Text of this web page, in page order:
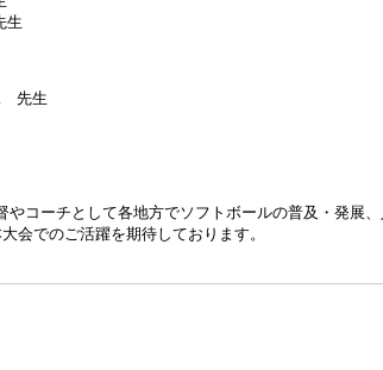
生
先生
やコーチとして各地方でソフトボールの普及・発展
会でのご活躍を期待しております。